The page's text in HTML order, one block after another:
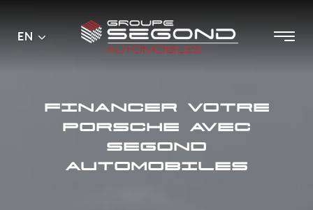
Skip
Main
menu
Menu
EN
FINANCER VOTRE
PORSCHE AVEC
SEGOND
AUTOMOBILES